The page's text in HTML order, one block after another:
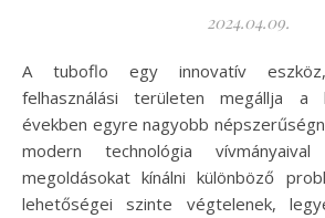
2024.04.09.
A tuboflo egy innovatív eszköz, amely számos
felhasználási területen megállja
években egyre nagyobb
modern technológia
megoldásokat kínálni különböző
lehetőségei szinte végtelenek,